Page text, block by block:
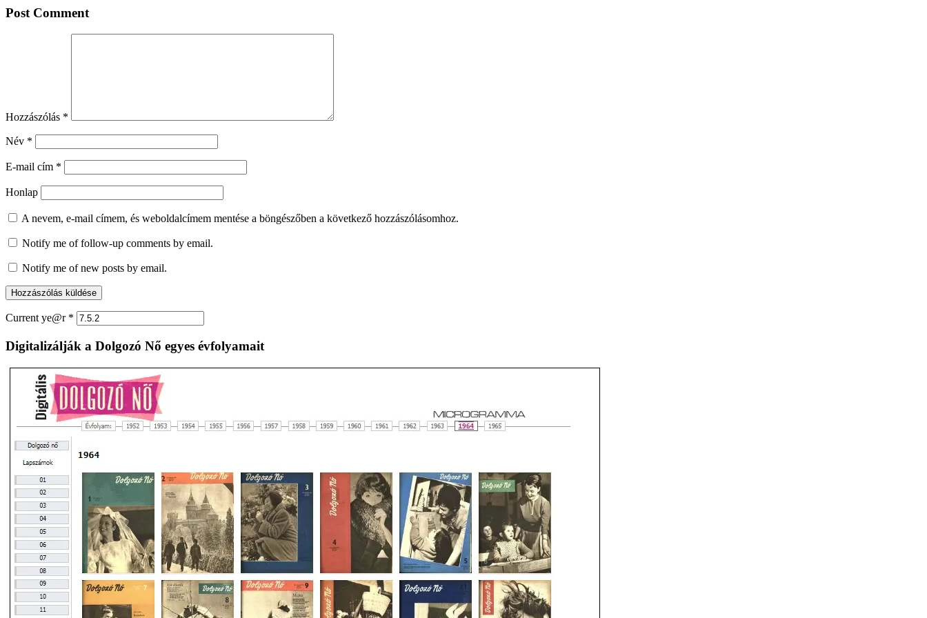
Post Comment
Hozzászólás *
Név *
E-mail cím *
Honlap
A nevem, e-mail címem, és weboldalcímem mentése a böngészőben a következő hozzászólásomhoz.
Notify me of follow-up comments by email.
Notify me of new posts by email.
Current ye@r *
Digitalizálják a Dolgozó Nő egyes évfolyamait